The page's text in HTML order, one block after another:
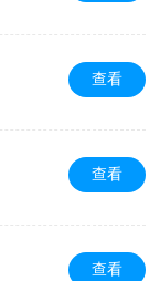
查看
查看
查看